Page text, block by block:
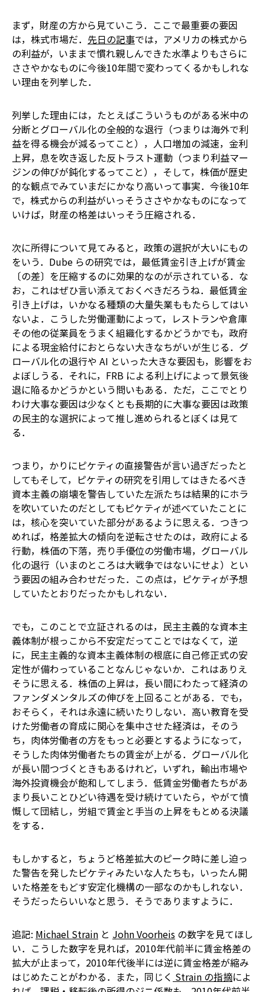
まず，財産の方から見ていこう．ここで最重要の要因
は，株式市場だ． 先日の記事では，アメリカの株式から
の利益が，いままで慣れ親しんできた水準よりもさらに
ささやかなものに今後10年間で変わってくるかもしれな
い理由を列挙した．
列挙した理由には，たとえばこういうものがある――米中の
分断とグローバル化の全般的な退行（つまりは海外で利
益を得る機会が減るってこと），人口増加の減速，金利
上昇，息を吹き返した反トラスト運動（つまり利益マー
ジンの伸びが鈍化するってこと），そして，株価が歴史
的な観点でみていまだにかなり高いって事実．今後10年
で，株式からの利益がいっそうささやかなものになって
いけば，財産の格差はいっそう圧縮される．
次に所得について見てみると，政策の選択が大いにもの
をいう．Dube らの研究では，最低賃金引き上げが賃金
〔の差〕を圧縮するのに効果的なのが示されている．な
お，これはぜひ言い添えておくべきだろうね．最低賃金
引き上げは，いかなる種類の大量失業ももたらしてはい
ないよ．こうした労働運動によって，レストランや倉庫
その他の従業員をうまく組織化するかどうかでも，政府
による現金給付におとらない大きなちがいが生じる．グ
ローバル化の退行や AI といった大きな要因も，影響をお
よぼしうる．それに，FRB による利上げによって景気後
退に陥るかどうかという問いもある．ただ，ここでとり
わけ大事な要因は――少なくとも長期的に大事な要因は――政策
の民主的な選択によって推し進められるとぼくは見て
る．
つまり，かりにピケティの直接警告が言い過ぎだったと
しても――そして，ピケティの研究を引用してはきたるべき
資本主義の崩壊を警告していた左派たちは結果的にホラ
を吹いていたのだとしても――ピケティが述べていたことに
は，核心を突いていた部分があるように思える．つきつ
めれば，格差拡大の傾向を逆転させたのは，政府による
行動，株価の下落，売り手優位の労働市場，グローバル
化の退行（いまのところは大戦争ではないにせよ）とい
う要因の組み合わせだった．この点は，ピケティが予想
していたとおりだったかもしれない．
でも，このことで立証されるのは，民主主義的な資本主
義体制が根っこから不安定だってことではなくて，逆
に，民主主義的な資本主義体制の根底に自己修正式の安
定性が備わっていることなんじゃないか．これはありえ
そうに思える．株価の上昇は，長い間にわたって経済の
ファンダメンタルズの伸びを上回ることがある．でも，
おそらく，それは永遠に続いたりしない．高い教育を受
けた労働者の育成に関心を集中させた経済は，そのう
ち，肉体労働者の方をもっと必要とするようになって，
そうした肉体労働者たちの賃金が上がる．グローバル化
が長い間つづくときもあるけれど，いずれ，輸出市場や
海外投資機会が飽和してしまう．低賃金労働者たちがあ
まり長いことひどい待遇を受け続けていたら，やがて憤
慨して団結し，労組で賃金と手当の上昇をもとめる決議
をする．
もしかすると，ちょうど格差拡大のピーク時に差し迫っ
た警告を発したピケティみたいな人たちも，いったん開
いた格差をもどす安定化機構の一部なのかもしれない．
そうだったらいいなと思う．そうでありますように．
追記: Michael Strain と John Voorheis の数字を見てほし
い．こうした数字を見れば，2010年代前半に賃金格差の
拡大が止まって，2010年代後半には逆に賃金格差が縮み
はじめたことがわかる．また，同じく Strain の指摘によ